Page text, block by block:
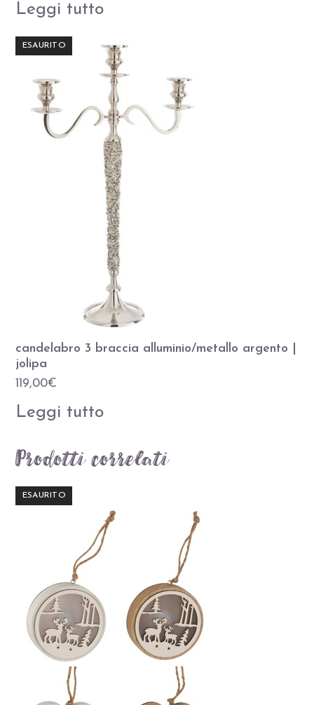
Leggi tutto
ESAURITO
candelabro 3 braccia alluminio/metallo argento |
jolipa
119,00€
Leggi tutto
Prodotti correlati
ESAURITO